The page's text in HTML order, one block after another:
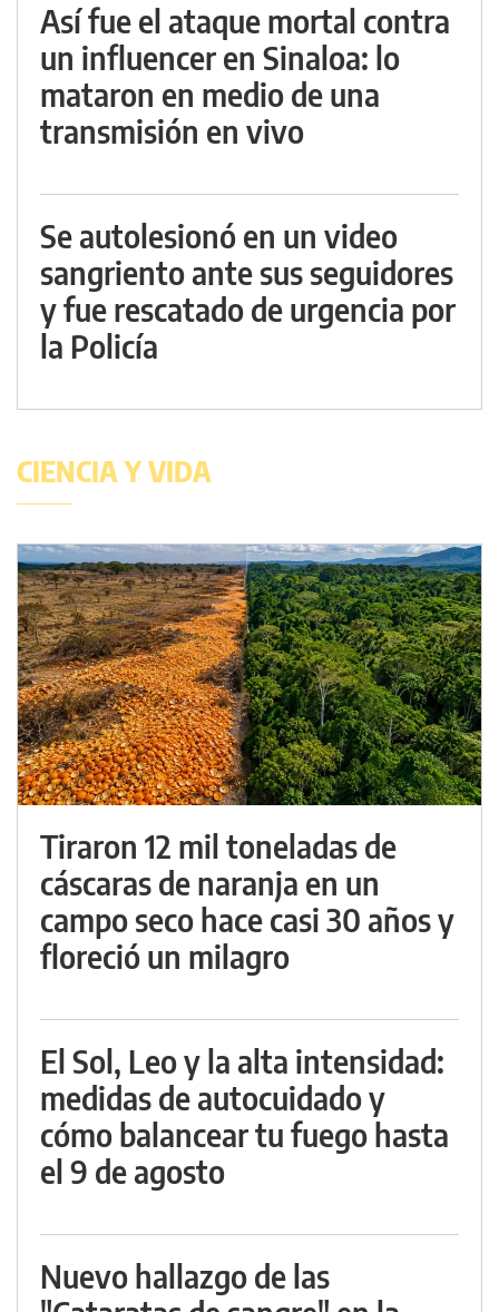
Así fue el ataque mortal contra
un influencer en Sinaloa: lo
mataron en medio de una
transmisión en vivo
Se autolesionó en un video
sangriento ante sus seguidores
y fue rescatado de urgencia por
la Policía
CIENCIA Y VIDA
Tiraron 12 mil toneladas de
cáscaras de naranja en un
campo seco hace casi 30 años y
floreció un milagro
El Sol, Leo y la alta intensidad:
medidas de autocuidado y
cómo balancear tu fuego hasta
el 9 de agosto
Nuevo hallazgo de las